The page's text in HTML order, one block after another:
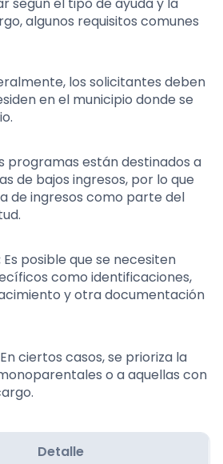
algunos requisitos comunes
los solicitantes deben
en el municipio donde se
programas están destinados a
de bajos ingresos, por lo que
de ingresos como parte del
Es posible que se necesiten
como identificaciones,
y otra documentación
En ciertos casos, se prioriza la
o a aquellas con
Detalle